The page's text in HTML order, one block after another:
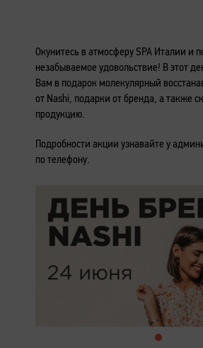
Окунитесь в атмосферу SPA Италии и
незабываемое удовольствие! В этот
Вам в подарок молекулярный
от Nashi, подарки от бренда, а также
продукцию.
Подробности акции узнавайте у
по телефону.